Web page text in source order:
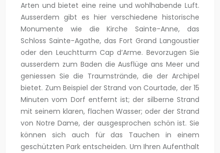
Arten und bietet eine reine und wohlhabende Luft.
Ausserdem gibt es hier verschiedene historische
Monumente wie die Kirche Sainte-Anne, das
Schloss Sainte-Agathe, das Fort Grand Langoustier
oder den Leuchtturm Cap d’Arme. Bevorzugen Sie
ausserdem zum Baden die Ausflüge ans Meer und
geniessen Sie die Traumstrände, die der Archipel
bietet. Zum Beispiel der Strand von Courtade, der 15
Minuten vom Dorf entfernt ist; der silberne Strand
mit seinem klaren, flachen Wasser; oder der Strand
von Notre Dame, der ausgesprochen schön ist. Sie
können sich auch für das Tauchen in einem
geschützten Park entscheiden. Um Ihren Aufenthalt